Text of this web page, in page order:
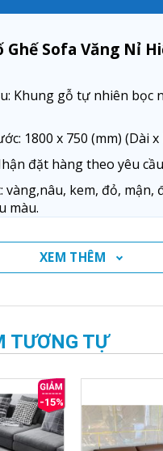
Ghế Sofa Văng Nỉ
Khung gỗ tự nhiên bọc
1800 x 750 (mm) (Dài x
đặt hàng theo yêu cầu
vàng,nâu, kem, đỏ, mận,
màu.
24 tháng
XEM THÊM
TƯƠNG TỰ
-15%